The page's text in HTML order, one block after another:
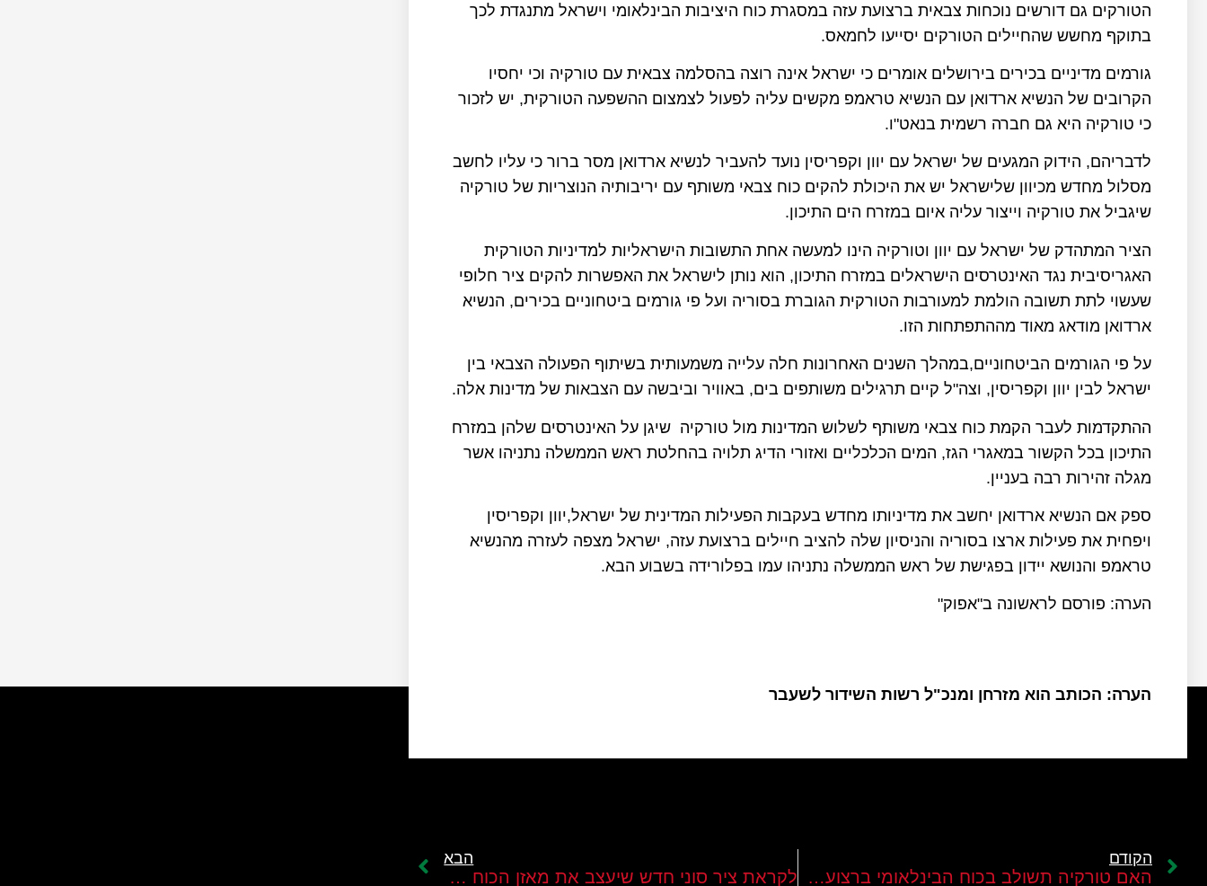
הטורקים גם דורשים נוכחות צבאית ברצועת עזה במסגרת כוח היציבות הבינלאומי וישראל מתנגדת לכך
בתוקף מחשש שהחיילים הטורקים יסייעו לחמאס.
גורמים מדיניים בכירים בירושלים אומרים כי ישראל אינה רוצה בהסלמה צבאית עם טורקיה וכי יחסיו
הקרובים של הנשיא ארדואן עם הנשיא טראמפ מקשים עליה לפעול לצמצום ההשפעה הטורקית, יש לזכור
כי טורקיה היא גם חברה רשמית בנאט"ו.
לדבריהם, הידוק המגעים של ישראל עם יוון וקפריסין נועד להעביר לנשיא ארדואן מסר ברור כי עליו לחשב
מסלול מחדש מכיוון שלישראל יש את היכולת להקים כוח צבאי משותף עם יריבותיה הנוצריות של טורקיה
שיגביל את טורקיה וייצור עליה איום במזרח הים התיכון.
הציר המתהדק של ישראל עם יוון וטורקיה הינו למעשה אחת התשובות הישראליות למדיניות הטורקית
האגריסיבית נגד האינטרסים הישראלים במזרח התיכון, הוא נותן לישראל את האפשרות להקים ציר חלופי
שעשוי לתת תשובה הולמת למעורבות הטורקית הגוברת בסוריה ועל פי גורמים ביטחוניים בכירים, הנשיא
ארדואן מודאג מאוד מההתפתחות הזו.
על פי הגורמים הביטחוניים,במהלך השנים האחרונות חלה עלייה משמעותית בשיתוף הפעולה הצבאי בין
ישראל לבין יוון וקפריסין, וצה"ל קיים תרגילים משותפים בים, באוויר וביבשה עם הצבאות של מדינות אלה.
ההתקדמות לעבר הקמת כוח צבאי משותף לשלוש המדינות מול טורקיה שיגן על האינטרסים שלהן במזרח
התיכון בכל הקשור במאגרי הגז, המים הכלכליים ואזורי הדיג תלויה בהחלטת ראש הממשלה נתניהו אשר
מגלה זהירות רבה בעניין.
ספק אם הנשיא ארדואן יחשב את מדיניותו מחדש בעקבות הפעילות המדינית של ישראל,יוון וקפריסין
ויפחית את פעילות ארצו בסוריה והניסיון שלה להציב חיילים ברצועת עזה, ישראל מצפה לעזרה מהנשיא
טראמפ והנושא יידון בפגישת של ראש הממשלה נתניהו עמו בפלורידה בשבוע הבא.
הערה: פורסם לראשונה ב"אפוק"
הערה: הכותב הוא מזרחן ומנכ"ל רשות השידור לשעבר
הקודם
האם טורקיה תשולב בכוח הבינלאומי ברצועת עזה?
הבא
לקראת ציר סוני חדש שיעצב את מאזן הכוח האזורי?